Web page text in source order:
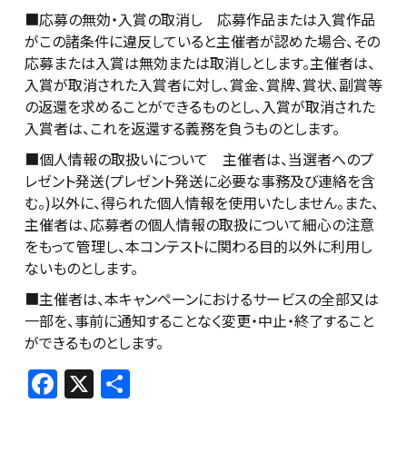
■応募の無効・入賞の取消し 応募作品または入賞作品
がこの諸条件に違反していると主催者が認めた場合、その
応募または入賞は無効または取消しとします。主催者は、
入賞が取消された入賞者に対し、賞金、賞牌、賞状、副賞等
の返還を求めることができるものとし、入賞が取消された
入賞者は、これを返還する義務を負うものとします。
■個人情報の取扱いについて 主催者は、当選者へのプ
レゼント発送(プレゼント発送に必要な事務及び連絡を含
む。)以外に、得られた個人情報を使用いたしません。また、
主催者は、応募者の個人情報の取扱について細心の注意
をもって管理し、本コンテストに関わる目的以外に利用し
ないものとします。
■主催者は、本キャンペーンにおけるサービスの全部又は
一部を、事前に通知することなく変更・中止・終了すること
ができるものとします。
F
a
X 共